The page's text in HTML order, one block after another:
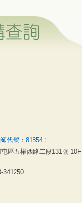
代號：81854﹚
區五權西路二段131號 10F
341250